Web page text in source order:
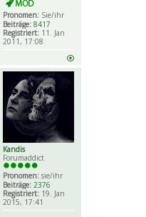
Pronomen: Sie/ihr
Beiträge: 8417
Registriert: 11. Jan
2011, 17:08
Kandis
Forumaddict
Pronomen: sie/ihr
Beiträge: 2376
Registriert: 19. Jan
2015, 17:41
senden